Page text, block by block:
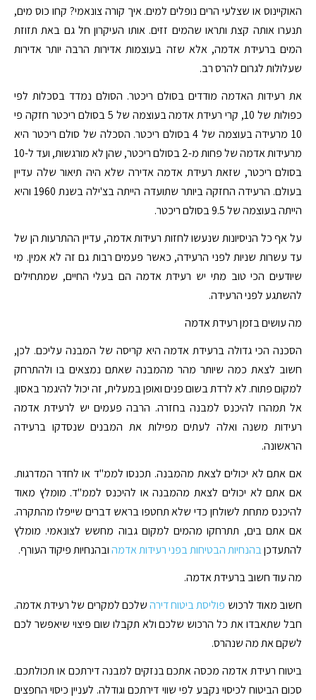
האוקיינוס או שצלעי הרים נופלים למים. איך קורה צונאמי? קחו כוס מים,
תנערו אותה קצת ותראו שהמים זזים. אותו העיקרון חל גם באת תזוזת
המים ברעידת אדמה, אלא שזה בעוצמות אדירות הרבה יותר אדירות
שעלולות לגרום להרס רב.
את רעידות האדמה מודדים בסולם ריכטר. הסולם נמדד בסכלות לפי
כפולות של 10, קרי רעידת אדמה בעוצמה של 5 בסולם ריכטר חזקה פי
10 מרעידה בעוצמה של 4 בסולם ריכטר. הסכלה של סולם ריכטר היא
מרעידות אדמה של פחות מ-2 בסולם ריכטר, שהן לא מורגשות, ועד ל-10
בסולם ריכטר, שזאת רעידת אדמה אדירה שלא היה תיאור שלה עדיין
בעולם. הרעידה החזקה ביותר שתועדה הייתה בצ'ילה בשנת 1960 והיא
הייתה בעוצמה של 9.5 בסולם ריכטר.
על אף כל הניסיונות שנעשו לחזות רעידות אדמה, עדיין ההתרעות הן של
עד עשרות שניות לפני הרעידה, כאשר פעמים רבות גם זה לא אמין. מי
שיודעים הכי טוב מתי יש רעידת אדמה הם בעלי החיים, שמתחילים
להשתגע לפני הרעידה.
מה עושים בזמן רעידת אדמה
הסכנה הכי גדולה ברעידת אדמה היא קריסה של המבנה עליכם. לכן,
חשוב לצאת כמה שיותר מהר מהמבנה שאתם נמצאים בו ולהתרחק
למקום פתוח. לא לרדת בשום פנים ואופן במעלית, זה יכול להיגמר באסון.
אל תמהרו להיכנס למבנה בחזרה. הרבה פעמים יש לרעידת אדמה
רעידות משנה ואלה לעתים מפילות את המבנים שנסדקו ברעידה
הראשונה.
אם אתם לא יכולים לצאת מהמבנה. תכנסו לממ"ד או לחדר המדרגות.
אם אתם לא יכולים לצאת מהמבנה או להיכנס לממ"ד. מומלץ מאוד
להיכנס מתחת לשולחן כדי שלא תחטפו בראש דברים שייפלו מהתקרה.
אם אתם בים, תתרחקו מהמים למקום גבוה מחשש לצונאמי. מומלץ
להתעדכןבהנחיות הבטיחות בפני רעידות אדמהובהנחיות פיקוד העורף.
מה עוד חשוב ברעידת אדמה.
חשוב מאוד לרכוש פוליסת ביטוח דירהשלכם למקרים של רעידת אדמה.
חבל שתאבדו את כל הרכוש שלכם ולא תקבלו שום פיצוי שיאפשר לכם
לשקם את מה שנהרס.
ביטוח רעידת אדמה מכסה אתכם בנזקים למבנה דירתכם או תכולתכם.
סכום הביטוח לכיסוי נקבע לפי שווי דירתכם וגודלה. לעניין כיסוי החפצים